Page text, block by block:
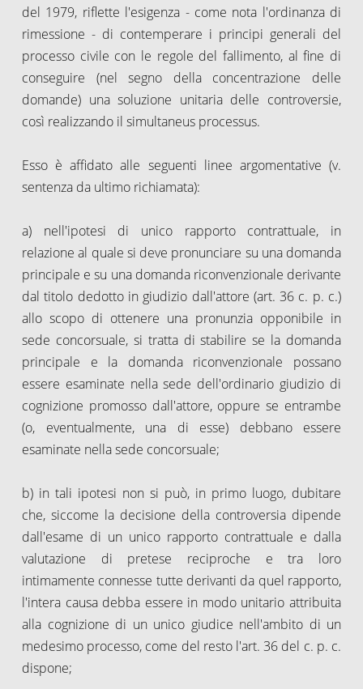
del 1979, riflette l'esigenza - come nota l'ordinanza di
rimessione - di contemperare i principi generali del
processo civile con le regole del fallimento, al fine di
conseguire (nel segno della concentrazione delle
domande) una soluzione unitaria delle controversie,
così realizzando il simultaneus processus.
Esso è affidato alle seguenti linee argomentative (v.
sentenza da ultimo richiamata):
a) nell'ipotesi di unico rapporto contrattuale, in
relazione al quale si deve pronunciare su una domanda
principale e su una domanda riconvenzionale derivante
dal titolo dedotto in giudizio dall'attore (art. 36 c. p. c.)
allo scopo di ottenere una pronunzia opponibile in
sede concorsuale, si tratta di stabilire se la domanda
principale e la domanda riconvenzionale possano
essere esaminate nella sede dell'ordinario giudizio di
cognizione promosso dall'attore, oppure se entrambe
(o, eventualmente, una di esse) debbano essere
esaminate nella sede concorsuale;
b) in tali ipotesi non si può, in primo luogo, dubitare
che, siccome la decisione della controversia dipende
dall'esame di un unico rapporto contrattuale e dalla
valutazione di pretese reciproche e tra loro
intimamente connesse tutte derivanti da quel rapporto,
l'intera causa debba essere in modo unitario attribuita
alla cognizione di un unico giudice nell'ambito di un
medesimo processo, come del resto l'art. 36 del c. p. c.
dispone;